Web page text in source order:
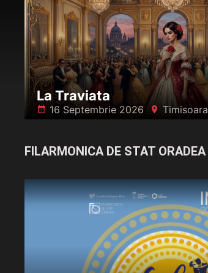
La Traviata
󰸗 16 Septembrie 2026 󰍎 Timisoara
FILARMONICA DE STAT ORADEA